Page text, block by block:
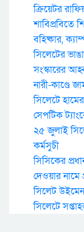
ক্রিয়েটর
শাবিপ্রবিতে
বহিষ্কার,
সিলেটের
সংস্কারের
নারী-কাণ্ডে
সিলেটে
সেপটিক
২৫ জুলাই
কর্মসুচী
সিসিকের
দেওয়ার নামে
সিলেট
সিলেটে